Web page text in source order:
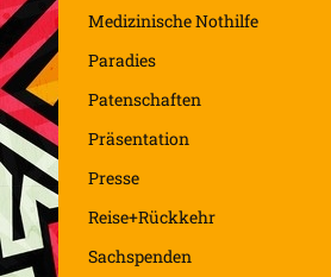
Medizinische Nothilfe
Paradies
Patenschaften
Präsentation
Presse
Reise+Rückkehr
Sachspenden